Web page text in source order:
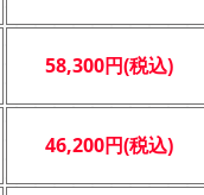
58,300円(税込)
46,200円(税込)